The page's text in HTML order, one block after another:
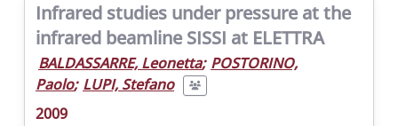
Infrared studies under pressure at the
infrared beamline SISSI at ELETTRA
BALDASSARRE, Leonetta; POSTORINO,
Paolo; LUPI, Stefano
2009